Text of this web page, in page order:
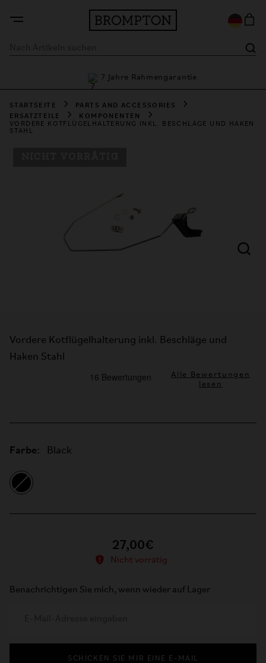
7 Jahre Rahmengarantie
STARTSEITE
PARTS AND ACCESSORIES
ERSATZTEILE
KOMPONENTEN
VORDERE KOTFLÜGELHALTERUNG INKL. BESCHLÄGE UND HAKEN
STAHL
Vordere Kotflügelhalterung inkl. Beschläge und
Haken Stahl
Alle Bewertungen
lesen
Farbe: Black
27,00€
Nicht vorrätig
Benachrichtigen Sie mich, wenn wieder auf Lager
SCHICKEN SIE MIR EINE E-MAIL